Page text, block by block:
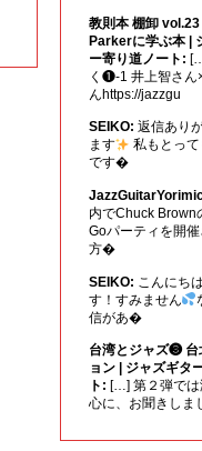
教則本 棚卸
Parkerに学ぶ本 |
ー寄り道ノート:
く❶-1 井上智さん
んhttps://jazzgu
SEIKO: 返信あり
ます
私もとっ
です�
内でChuck Brown
Goパーティを開
方�
SEIKO: こんにち
す！すみません
信があ�
台湾とジャズ❸ 台
ョン | ジャズギタ
ト: […] 第２弾では
心に、お聞きし